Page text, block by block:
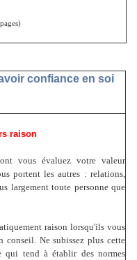
confiance en soi
raison
vous évaluez votre valeur
portent les autres : relations,
largement toute personne que
raison lorsqu'ils vous
Ne subissez plus cette
qui tend à établir des normes